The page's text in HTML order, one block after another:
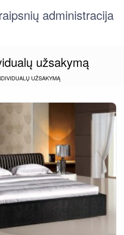
administracija
užsakymą
UŽSAKYMĄ